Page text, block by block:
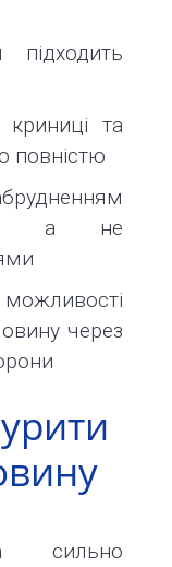
підходить
криниці та
повністю
а не
через
сильно